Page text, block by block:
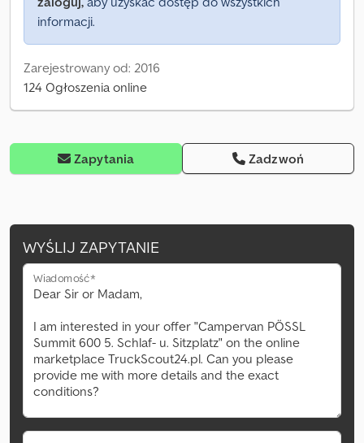
informacji.
Zarejestrowany od: 2016
124 Ogłoszenia online
Zapytania Zadzwoń
WYŚLIJ ZAPYTANIE
Wiadomość*